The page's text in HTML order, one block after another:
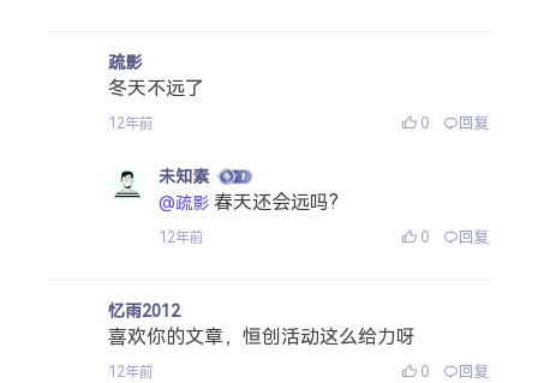
疏影
冬天不远了
12年前 0 回复
未知素
@疏影 春天还会远吗?
12年前 0 回复
忆雨2012
喜欢你的文章，恒创活动这么给力呀
12年前 0 回复